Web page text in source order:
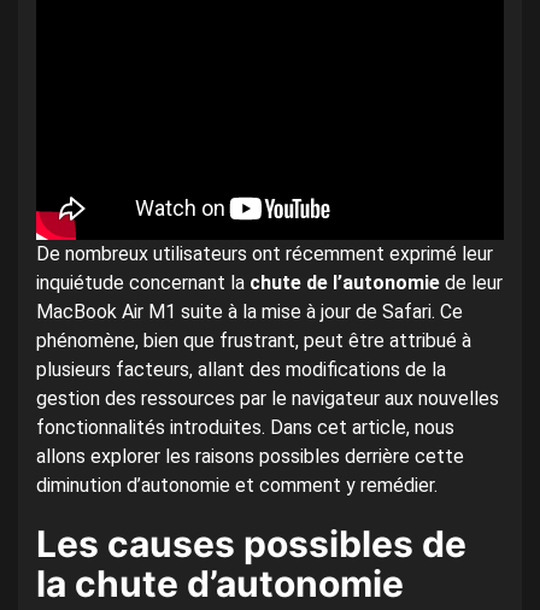
De nombreux utilisateurs ont récemment exprimé leur
inquiétude concernant la chute de l’autonomie de leur
MacBook Air M1 suite à la mise à jour de Safari. Ce
phénomène, bien que frustrant, peut être attribué à
plusieurs facteurs, allant des modifications de la
gestion des ressources par le navigateur aux nouvelles
fonctionnalités introduites. Dans cet article, nous
allons explorer les raisons possibles derrière cette
diminution d’autonomie et comment y remédier.
Les causes possibles de
la chute d’autonomie